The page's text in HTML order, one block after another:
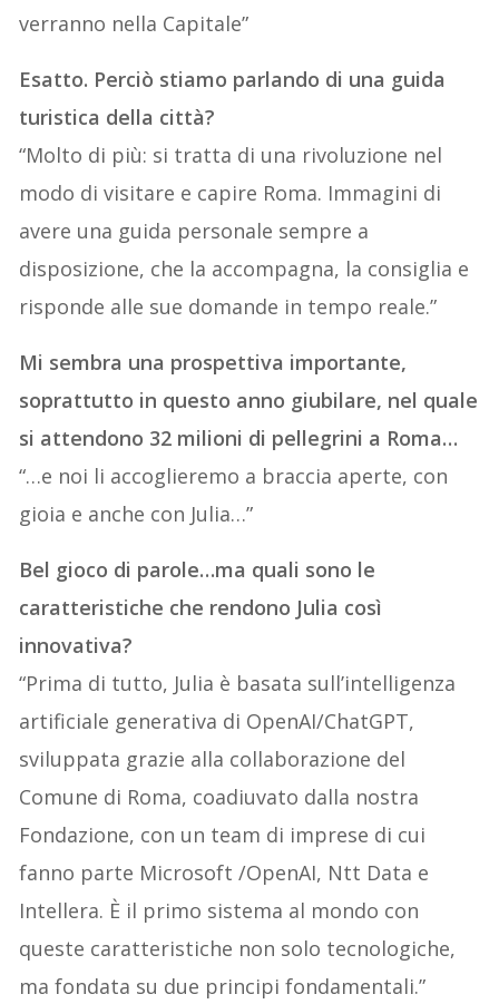
verranno nella Capitale”
Esatto. Perciò stiamo parlando di una guida
turistica della città?
“Molto di più: si tratta di una rivoluzione nel
modo di visitare e capire Roma. Immagini di
avere una guida personale sempre a
disposizione, che la accompagna, la consiglia e
risponde alle sue domande in tempo reale.”
Mi sembra una prospettiva importante,
soprattutto in questo anno giubilare, nel quale
si attendono 32 milioni di pellegrini a Roma…
“…e noi li accoglieremo a braccia aperte, con
gioia e anche con Julia…”
Bel gioco di parole…ma quali sono le
caratteristiche che rendono Julia così
innovativa?
“Prima di tutto, Julia è basata sull’intelligenza
artificiale generativa di OpenAI/ChatGPT,
sviluppata grazie alla collaborazione del
Comune di Roma, coadiuvato dalla nostra
Fondazione, con un team di imprese di cui
fanno parte Microsoft /OpenAI, Ntt Data e
Intellera. È il primo sistema al mondo con
queste caratteristiche non solo tecnologiche,
ma fondata su due principi fondamentali.”